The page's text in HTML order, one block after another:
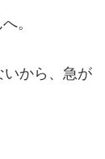
。
いから、急が